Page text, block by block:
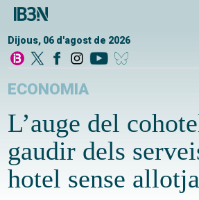
Dijous, 06 d'agost de 2026
ECONOMIA
L’auge del
gaudir dels
hotel sense